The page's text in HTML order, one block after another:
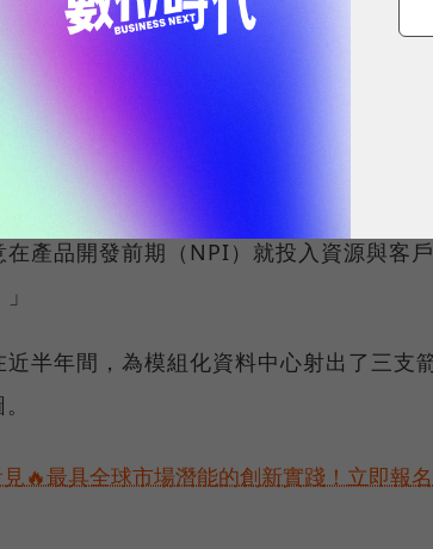
指出，「鴻海現在從L1（晶片模組）到
得最好的，甚至可以說看不到車尾燈（
城河，在於獨特的JDM（Joint Design
競爭對手習慣等規格，鴻海因為長期服
產品開發前期（NPI）就投入資源與客
半年間，為模組化資料中心射出了三支
🔥最具全球市場潛能的創新實踐！立即報